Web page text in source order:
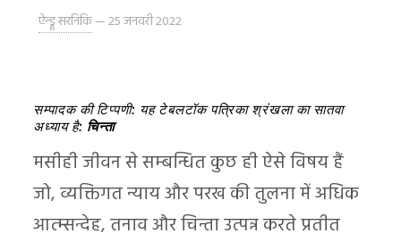
ऐन्ड्रू सरनिकि—25 जनवरी 2022
सम्पादक की टिप्पणी: यह टेबलटॉक पत्रिका श्रंखला का सातवा
अध्याय है: चिन्ता
मसीही जीवन से सम्बन्धित कुछ ही ऐसे विषय हैं
जो, व्यक्तिगत न्याय और परख की तुलना में अधिक
आत्म्सन्देह, तनाव और चिन्ता उत्पन्न करते प्रतीत